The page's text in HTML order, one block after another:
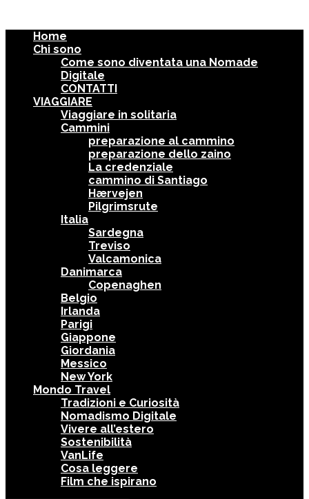
Home
Chi sono
Come sono diventata una Nomade
Digitale
CONTATTI
VIAGGIARE
Viaggiare in solitaria
Cammini
preparazione al cammino
preparazione dello zaino
La credenziale
cammino di Santiago
Hærvejen
Pilgrimsrute
Italia
Sardegna
Treviso
Valcamonica
Danimarca
Copenaghen
Belgio
Irlanda
Parigi
Giappone
Giordania
Messico
New York
Mondo Travel
Tradizioni e Curiosità
Nomadismo Digitale
Vivere all’estero
Sostenibilità
VanLife
Cosa leggere
Film che ispirano